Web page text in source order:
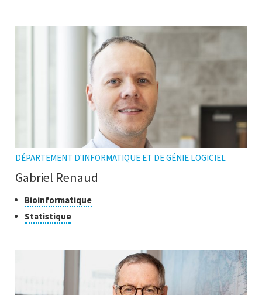
l'infobulle
DÉPARTEMENT D'INFORMATIQUE ET DE GÉNIE LOGICIEL
Gabriel Renaud
Classes
de
recherche
BioinformatiqueCliquer
StatistiqueCliquer
l'infobulle